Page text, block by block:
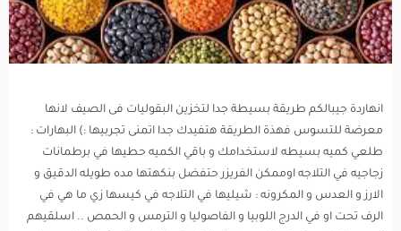
انهاردة جيبالكم طريقة بسيطة جدا لتخزين البقوليات فى الصيف لانها
معرضة للتسوس فهذة الطريقة هتفيدك جدا اتمنى تجربيها :) البهارات :
طلعي كميه بسيطه لاستخدامك و باقي الكميه حطيها في برطمانات
زجاجيه في التلاجه اوممكن الفريزر حتفضل بنكهتها مده طويله الدقيق و
الارز و العدس و المكرونه : شيليها في التلاجه في كيسها زي ما هي في
الرف تحت او في الدرج اللوبيا و الفاصوليا و الترمس و الحمص .. اسلقيهم